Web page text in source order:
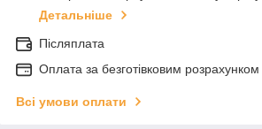
Детальніше
Післяплата
Оплата за безготівковим розрахунком
Всі умови оплати